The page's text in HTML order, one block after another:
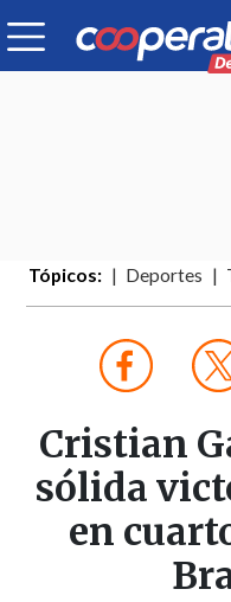
Tópicos: Deportes
Cristian
sólida
en